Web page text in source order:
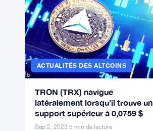
ACTUALITÉS DES ALTCOINS
TRON (TRX) navigue
latéralement lorsqu’il trouve un
support supérieur à 0,0759 $
Sep 2, 2023 5 min de lecture